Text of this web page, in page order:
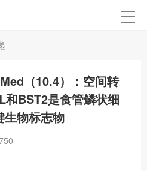
（10.4）：空间转
和BST2是食管鳞状细
生物标志物